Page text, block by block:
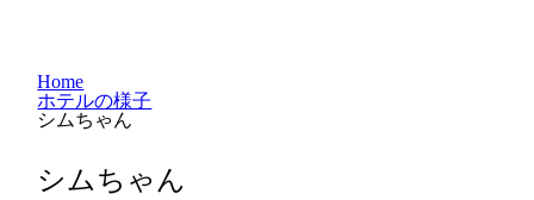
Home
ホテルの様子
シムちゃん
シムちゃん